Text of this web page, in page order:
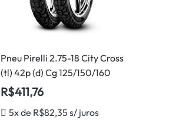
Pneu Pirelli 2.75-18 City Cross
(tl) 42p (d) Cg 125/150/160
R$411,76
5x de R$82,35 s/ juros